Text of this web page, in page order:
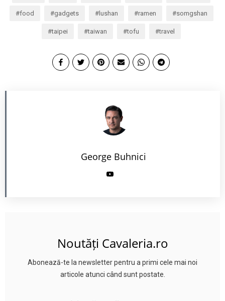
food gadgets lushan ramen somgshan
taipei taiwan tofu travel
George Buhnici
Noutăți Cavaleria.ro
Abonează-te la newsletter pentru a primi cele mai noi
articole atunci când sunt postate.